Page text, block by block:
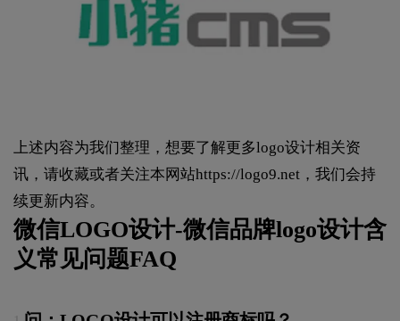
上述内容为我们整理，想要了解更多logo设计相关资
讯，请收藏或者关注本网站https://logo9.net ，我们会持
续更新内容。
微信LOGO设计-微信品牌logo设计含
义常见问题FAQ